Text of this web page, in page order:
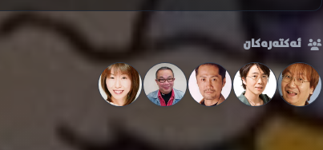
ئەکتەرەکان